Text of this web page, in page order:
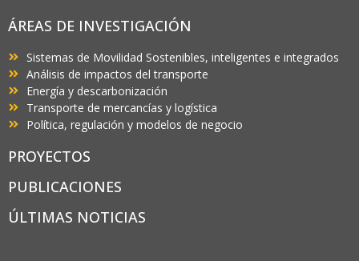
ÁREAS DE INVESTIGACIÓN
Sistemas de Movilidad Sostenibles, inteligentes e integrados
Análisis de impactos del transporte
Energía y descarbonización
Transporte de mercancías y logística
Política, regulación y modelos de negocio
PROYECTOS
PUBLICACIONES
ÚLTIMAS NOTICIAS